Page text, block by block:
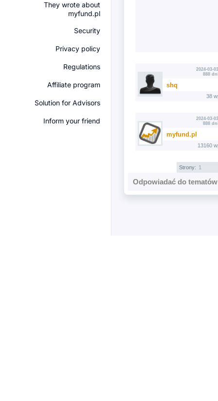
They wrote about
myfund.pl
Security
Privacy policy
Regulations
Affiliate program
Solution for Advisors
Inform your friend
2024-03-
888
shq
38
2024-03-
888
myfund.pl
13160
Strony: 1
Odpowiadać do